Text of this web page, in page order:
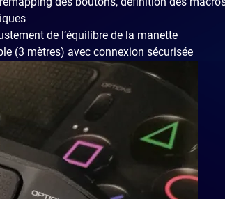
de l’équilibre de la manette
(3 mètres) avec connexion sécurisée